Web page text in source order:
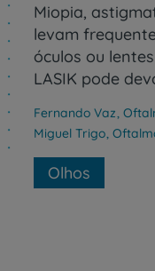
Miopia,
levam
óculos ou
LASIK pode
Fernando Vaz,
Miguel Trigo,
Olhos